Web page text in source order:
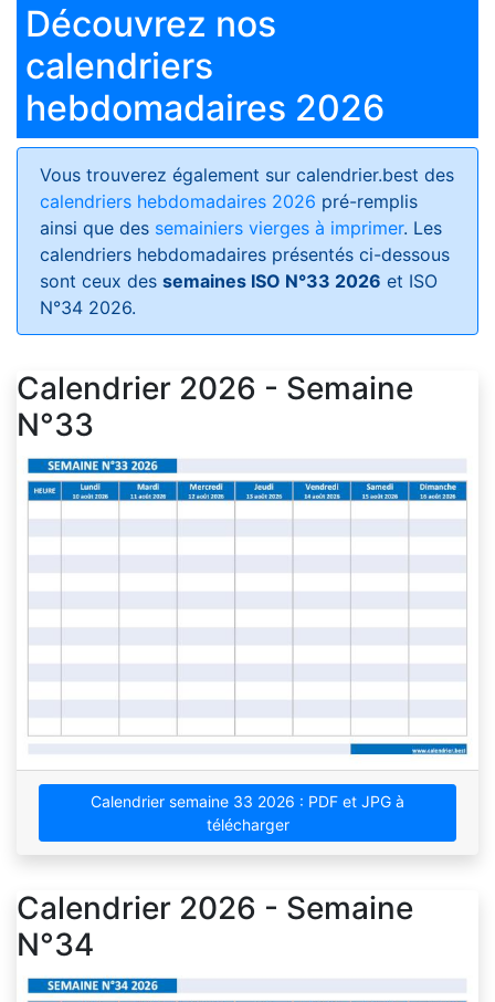
Découvrez nos
calendriers
hebdomadaires 2026
Vous trouverez également sur calendrier.best des
calendriers hebdomadaires 2026 pré-remplis
ainsi que des semainiers vierges à imprimer. Les
calendriers hebdomadaires présentés ci-dessous
sont ceux des semaines ISO N°33 2026 et ISO
N°34 2026.
Calendrier 2026 - Semaine
N°33
Calendrier semaine 33 2026 : PDF et JPG à
télécharger
Calendrier 2026 - Semaine
N°34